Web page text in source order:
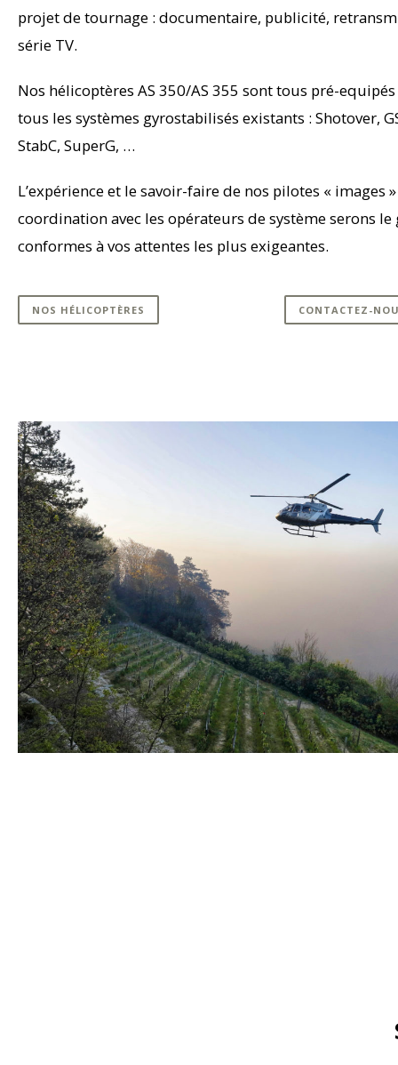
projet de tournage : documentaire, publicité,
série TV.
Nos hélicoptères AS 350/AS 355 sont tous pré-
tous les systèmes gyrostabilisés existants : Shotover,
StabC, SuperG, …
L’expérience et le savoir-faire de nos pilotes « images
coordination avec les opérateurs de système serons le
conformes à vos attentes les plus exigeantes.
NOS HÉLICOPTÈRES CONTACTEZ-